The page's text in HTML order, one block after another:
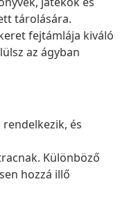
tárolására.
fejtámlája kiváló
az ágyban
rendelkezik, és
Különböző
hozzá illő